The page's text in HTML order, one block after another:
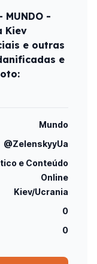
-
Kiev
e outras
e
Mundo
@ZelenskyyUa
e Conteúdo
Online
Kiev/Ucrania
0
0